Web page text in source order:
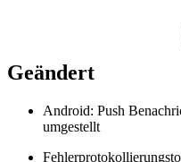
Geändert
Android: Push
umgestellt